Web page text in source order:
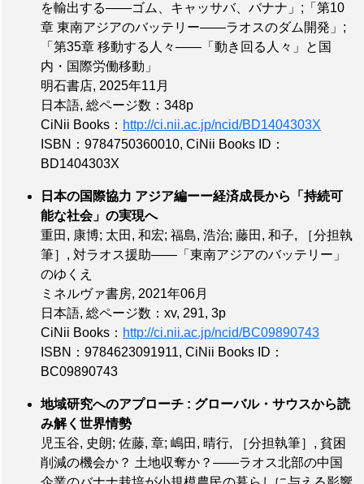
を輸出する――ゴム、キャッサバ、バナナ」;「第10
章 東南アジアのバッテリー――ラオスのダム開発」;
「第35章 移動する人々――「動き回る人々」と国
内・国際労働移動」
明石書店, 2025年11月
日本語, 総ページ数：348p
CiNii Books： http://ci.nii.ac.jp/ncid/BD1404303X
ISBN：9784750360010, CiNii Books ID：
BD1404303X
日本の国際協力 アジア編ーー経済成長から「持続可
能な社会」の実現へ
重田, 康博; 太田, 和宏; 福島, 浩治; 藤田, 和子,
［分担執
筆］ , 対ラオス援助――「東南アジアのバッテリー」
のゆくえ
ミネルヴァ書房, 2021年06月
日本語, 総ページ数：xv, 291, 3p
CiNii Books： http://ci.nii.ac.jp/ncid/BC09890743
ISBN：9784623091911, CiNii Books ID：
BC09890743
地域研究へのアプローチ : グローバル・サウスから読
み解く世界情勢
児玉谷, 史朗; 佐藤, 章; 嶋田, 晴行,
［分担執筆］ , 貧困
削減の機会か？ 土地収奪か？――ラオス北部の中国